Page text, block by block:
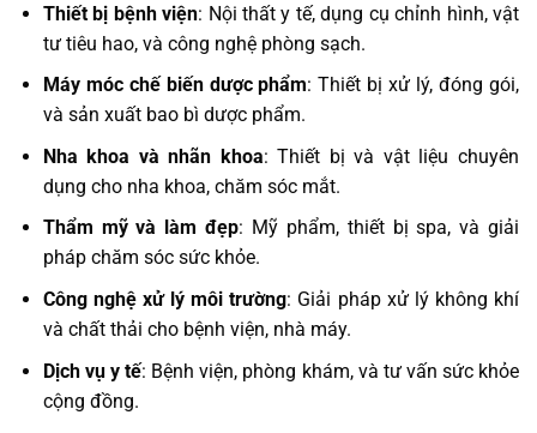
Thiết bị bệnh viện: Nội thất y tế, dụng cụ chỉnh hình, vật
tư tiêu hao, và công nghệ phòng sạch.
Máy móc chế biến dược phẩm: Thiết bị xử lý, đóng gói,
và sản xuất bao bì dược phẩm.
Nha khoa và nhãn khoa: Thiết bị và vật liệu chuyên
dụng cho nha khoa, chăm sóc mắt.
Thẩm mỹ và làm đẹp: Mỹ phẩm, thiết bị spa, và giải
pháp chăm sóc sức khỏe.
Công nghệ xử lý môi trường: Giải pháp xử lý không khí
và chất thải cho bệnh viện, nhà máy.
Dịch vụ y tế: Bệnh viện, phòng khám, và tư vấn sức khỏe
cộng đồng.